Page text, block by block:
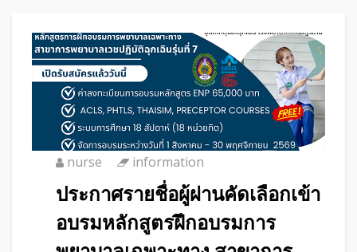
nurse information
ประกาศรายชื่อผู้ผ่านคัดเลือกเข้า
อบรมหลักสูตรฝึกอบรมการ